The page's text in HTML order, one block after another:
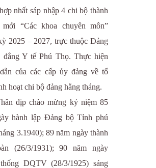
nhất sáp nhập 4 chi bộ thành
“Các khoa chuyên môn”
2025 – 2027, trực thuộc Đảng
đẳng Y tế Phú Thọ. Thực hiện
của các cấp ủy đảng về tổ
hoạt chi bộ đảng hằng tháng.
dịp chào mừng kỷ niệm 85
hành lập Đảng bộ Tỉnh phú
3.1940); 89 năm ngày thành
(26/3/1931); 90 năm ngày
DQTV (28/3/1925) sáng